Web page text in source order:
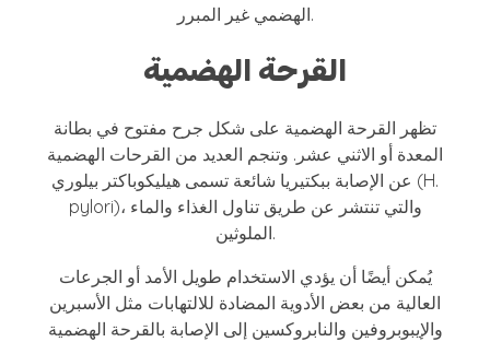
الهضمي غير المبرر.
القرحة الهضمية
تظهر القرحة الهضمية على شكل جرح مفتوح في بطانة
المعدة أو الاثني عشر. وتنجم العديد من القرحات الهضمية
عن الإصابة ببكتيريا شائعة تسمى هيليكوباكتر بيلوري (H.
pylori)، والتي تنتشر عن طريق تناول الغذاء والماء
الملوثين.
يُمكن أيضًا أن يؤدي الاستخدام طويل الأمد أو الجرعات
العالية من بعض الأدوية المضادة للالتهابات مثل الأسبرين
والإيبوبروفين والنابروكسين إلى الإصابة بالقرحة الهضمية